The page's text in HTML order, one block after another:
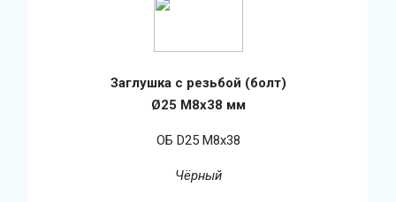
Заглушка с резьбой (болт)
Ø25 М8х38 мм
ОБ D25 М8х38
Чёрный